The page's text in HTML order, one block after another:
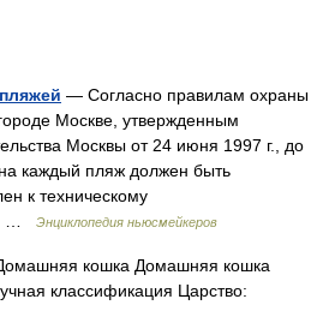
— Согласно правилам охраны
Москве, утвержденным
Москвы от 24 июня 1997 г., до
каждый пляж должен быть
к техническому
…
Энциклопедия ньюсмейкеров
кошка Домашняя кошка
классификация Царство: